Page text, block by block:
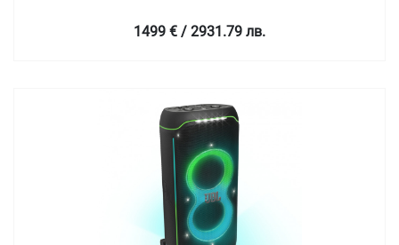
1499 € / 2931.79 лв.